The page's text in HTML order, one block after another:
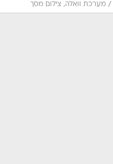
/ מערכת וואלה, צילום מסך